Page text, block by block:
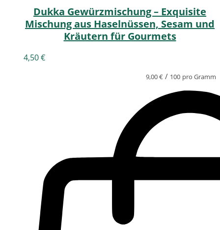
Dukka Gewürzmischung – Exquisite
Mischung aus Haselnüssen, Sesam und
Kräutern für Gourmets
4,50€
9,00€ / 100 pro Gramm